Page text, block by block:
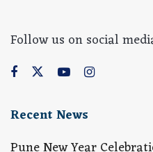
Follow us on social
Recent News